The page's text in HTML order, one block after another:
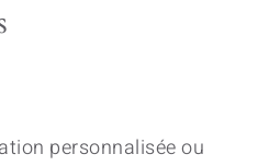
personnalisée ou